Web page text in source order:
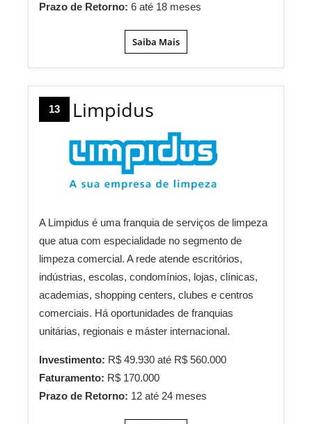
Prazo de Retorno: 6 até 18 meses
Saiba Mais
13 Limpidus
A Limpidus é uma franquia de serviços de limpeza
que atua com especialidade no segmento de
limpeza comercial. A rede atende escritórios,
indústrias, escolas, condomínios, lojas, clínicas,
academias, shopping centers, clubes e centros
comerciais. Há oportunidades de franquias
unitárias, regionais e máster internacional.
Investimento: R$ 49.930 até R$ 560.000
Faturamento: R$ 170.000
Prazo de Retorno: 12 até 24 meses